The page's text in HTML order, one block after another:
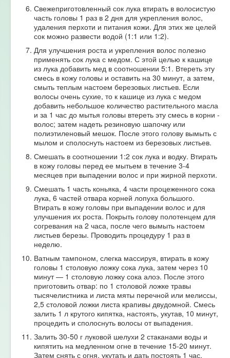
Свежеприготовленный сок лука втирать в волосистую
часть головы 1 раз в 2 дня для укрепления волос,
удаления перхоти и питания кожи. Для этих же целей
сок можно развести водой (1:1 или 1:2).
Для улучшения роста и укрепления волос полезно
применять сок лука с медом. С этой целью к кашице
из лука добавить мед в соотношении 5:1. Втереть эту
смесь в кожу головы и оставить на 30 минут, а затем,
смыть теплым настоем березовых листьев. Если
волосы очень сухие, то к кашице из лука с медом
добавить небольшое количество растительного масла
и за 1 час до мытья головы втереть эту смесь в корни -
волос; затем надеть резиновую шапочку или
полиэтиленовый мешок. После этого голову вымыть с
мылом и сполоснуть настоем из березовых листьев.
Смешать в соотношении 1:2 сок лука и водку. Втирать
в кожу головы перед ее мытьем в течение 3-4
месяцев при выпадении волос и при жирной перхоти.
Смешать 1 часть коньяка, 4 части процеженного сока
лука, 6 частей отвара корней лопуха большого.
Втирать в кожу головы при выпадении волос и для
улучшения их роста. Покрыть голову полотенцем для
согревания на 2 часа, после чего вымыть настоем
листьев березы. Проводить процедуру 1 раз в
неделю.
Ватным тампоном, слегка массируя, втирать в кожу
головы 1 столовую ложку сока лука, затем через 10
минут — 1 столовую ложку сока алоэ. После этого
приготовить отвар: по 1 столовой ложке травы
тысячелистника и листа мяты перечной или мелиссы,
2,5 столовой ложки листа крапивы двудомной. Смесь
залить 1 л крутого кипятка, настоять, укутав, 10 минут,
процедить и сполоснуть волосы от выпадения.
Залить 30-50 г луковой шелухи 2 стаканами воды и
кипятить на медленном огне в течение 15-20 минут.
Затем снять с огня, укутать и дать постоять 1 час,